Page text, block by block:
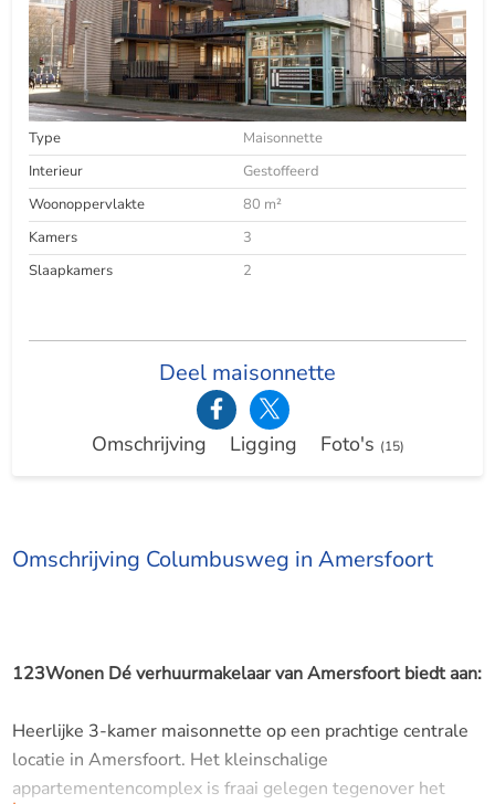
Type
Maisonnette
Interieur
Gestoffeerd
Woonoppervlakte
80 m²
Kamers
3
Slaapkamers
2
Deel maisonnette
Omschrijving Ligging Foto's (15)
Omschrijving Columbusweg in Amersfoort
123Wonen Dé verhuurmakelaar van Amersfoort biedt aan:
Heerlijke 3-kamer maisonnette op een prachtige centrale
locatie in Amersfoort. Het kleinschalige
appartementencomplex is fraai gelegen tegenover het